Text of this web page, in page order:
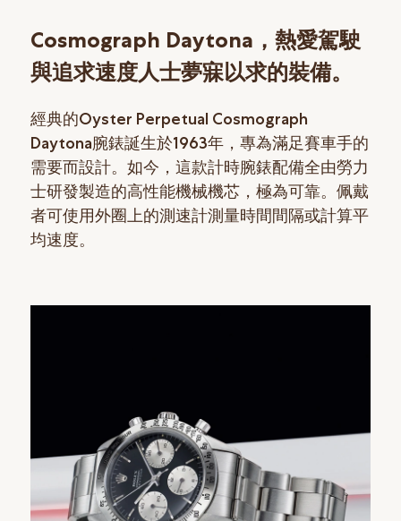
Cosmograph Daytona，熱愛駕駛
與追求速度人士夢寐以求的裝備。
經典的Oyster Perpetual Cosmograph
Daytona腕錶誕生於1963年，專為滿足賽車手的
需要而設計。如今，這款計時腕錶配備全由勞力
士研發製造的高性能機械機芯，極為可靠。佩戴
者可使用外圈上的測速計測量時間間隔或計算平
均速度。